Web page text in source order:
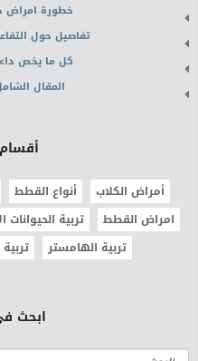
خطورة امراض
تفاصيل حول
كل ما يخص
المقال
أمراض الكلاب أنواع القطط
امراض القطط
تربية
تربية الهامستر
ابحث